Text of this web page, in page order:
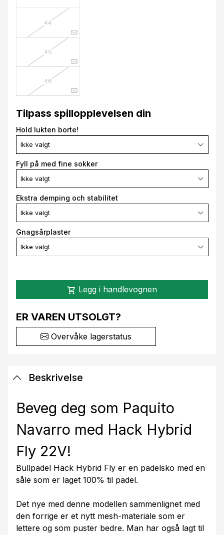
44
45
46
Tilpass spillopplevelsen din
Hold lukten borte!
Ikke valgt
Fyll på med fine sokker
Ikke valgt
Ekstra demping och stabilitet
Ikke valgt
Gnagsårplaster
Ikke valgt
shopping_cart Legg i handlevognen
ER VAREN UTSOLGT?
Overvåke lagerstatus
Beskrivelse
Beveg deg som Paquito
Navarro med Hack Hybrid
Fly 22V!
Bullpadel Hack Hybrid Fly er en padelsko med en
såle som er laget 100% til padel.
Det nye med denne modellen sammenlignet med
den forrige er et nytt mesh-materiale som er
lettere og som puster bedre. Man har også lagt til